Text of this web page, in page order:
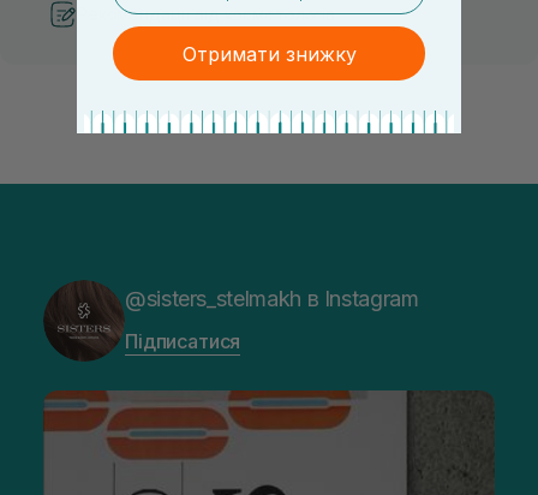
Рекомендації від косметологів
@sisters_stelmakh в Instagram
Підписатися
Отримати знижку